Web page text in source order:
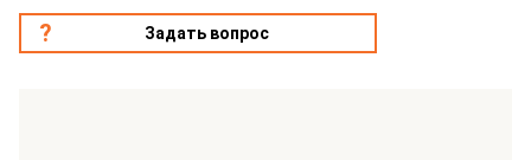
Задать вопрос